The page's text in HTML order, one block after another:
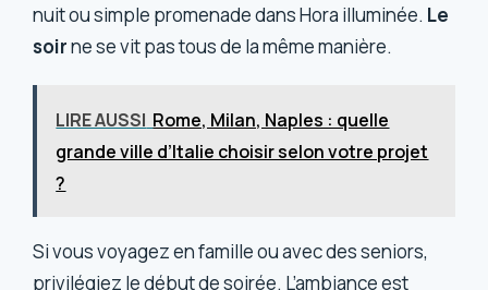
nuit ou simple promenade dans Hora illuminée. Le
soirne se vit pas tous de la même manière.
LIRE AUSSI Rome, Milan, Naples : quelle
grande ville d’Italie choisir selon votre projet
?
Si vous voyagez en famille ou avec des seniors,
privilégiez le début de soirée. L’ambiance est